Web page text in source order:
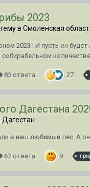
2023
в Смоленская
2023 ! И пусть он
83 ответа 27
Дагестана
Дагестан
в наш любимый лес. А
62 ответа 9